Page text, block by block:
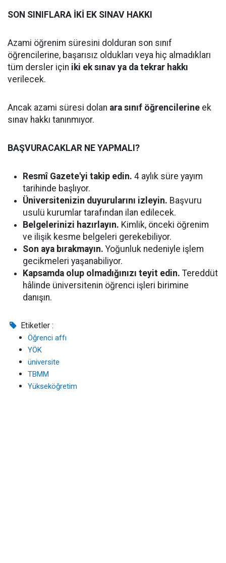
SON SINIFLARA İKİ EK SINAV HAKKI
Azami öğrenim süresini dolduran son sınıf
öğrencilerine, başarısız oldukları veya hiç almadıkları
tüm dersler için iki ek sınav ya da tekrar hakkı
verilecek.
Ancak azami süresi dolan ara sınıf öğrencilerine ek
sınav hakkı tanınmıyor.
BAŞVURACAKLAR NE YAPMALI?
Resmî Gazete'yi takip edin. 4 aylık süre yayım
tarihinde başlıyor.
Üniversitenizin duyurularını izleyin. Başvuru
usulü kurumlar tarafından ilan edilecek.
Belgelerinizi hazırlayın. Kimlik, önceki öğrenim
ve ilişik kesme belgeleri gerekebiliyor.
Son aya bırakmayın. Yoğunluk nedeniyle işlem
gecikmeleri yaşanabiliyor.
Kapsamda olup olmadığınızı teyit edin. Tereddüt
hâlinde üniversitenin öğrenci işleri birimine
danışın.
Etiketler :
Öğrenci affı
YÖK
üniversite
TBMM
Yükseköğretim